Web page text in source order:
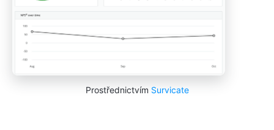
Prostřednictvím Survicate